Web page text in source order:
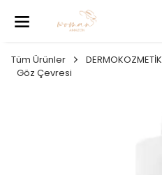
Tüm Ürünler DERMOKOZMETİK
Göz Çevresi